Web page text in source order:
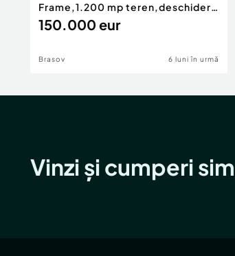
Frame,1.200 mp teren,deschidere
Pia
150.000 eur
Brasov 6 luni în urmă
Vinzi și cumperi